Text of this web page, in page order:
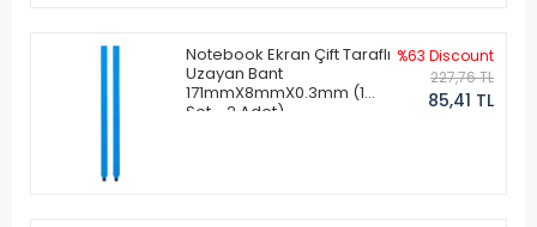
Notebook Ekran Çift Taraflı
Uzayan Bant
171mmX8mmX0.3mm (1
Set - 2 Adet)
%63 Discount
227,76 TL
85,41 TL